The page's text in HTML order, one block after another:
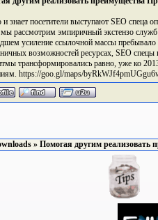
и знает посетители выступают SEO
мы рассмотрим эмпиричный экстензо
усиление ссылочной массы пребывало
возможностей ресурсах, SEO
трансформировались равно, уже ко
https://goo.gl/maps/
» Помогая другим реализовать